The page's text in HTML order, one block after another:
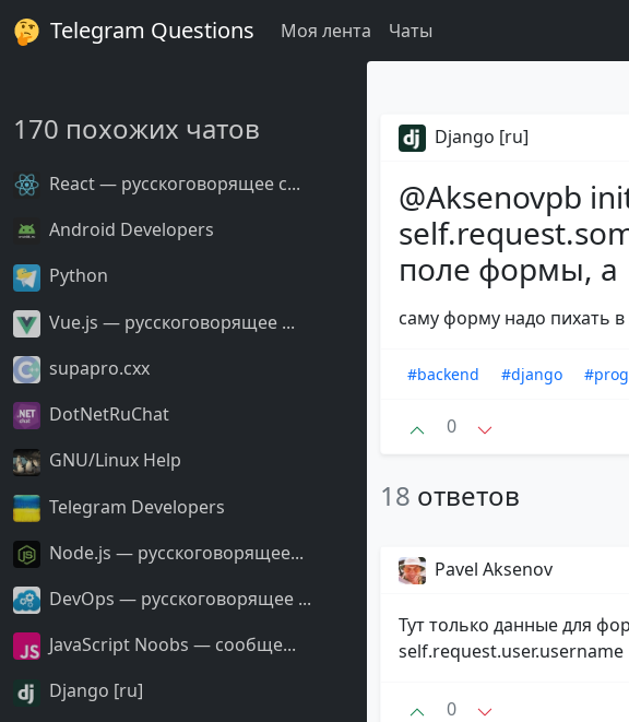
Telegram Questions Моя лента Чаты
170 похожих чатов
React — русскоговорящее с...
Android Developers
Python
Vue.js — русскоговорящее ...
supapro.cxx
DotNetRuChat
GNU/Linux Help
Telegram Developers
Node.js — русскоговорящее...
DevOps — русскоговорящее ...
JavaScript Noobs — сообще...
Django [ru]
Django [ru]
@Aksenovpb
поле формы, а
саму форму надо пихать в
#backend #django
0
18 ответов
Pavel Aksenov
Тут только данные для
self.request.user.username
0